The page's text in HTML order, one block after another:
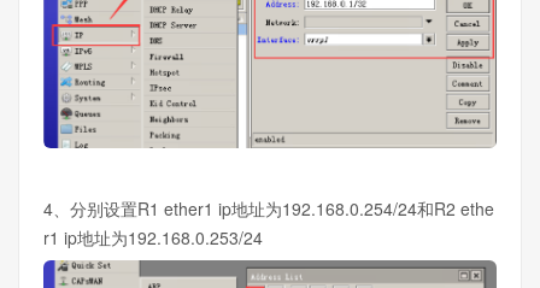
4、分别设置R1 ether1 ip地址为192.168.0.254/24和R2 ethe
r1 ip地址为192.168.0.253/24